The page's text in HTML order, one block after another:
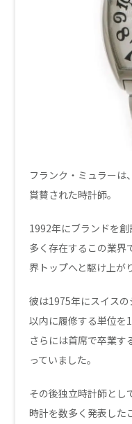
フランク・ミュラーは
賞賛された時計師。
1992年にブランドを
多く存在するこの業界
界トップへと駆け上が
彼は1975年にスイス
以内に履修する単位を1
さらには首席で卒業す
っていました。
その後独立時計師とし
時計を数多く発表した